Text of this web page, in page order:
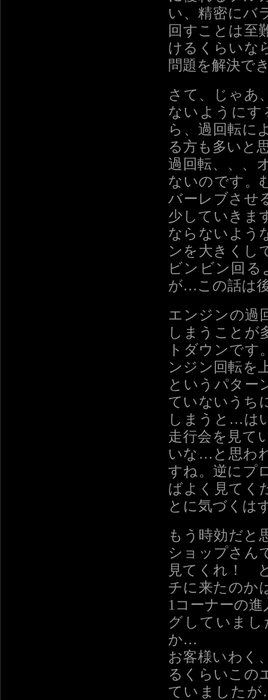
い、精密にバ
回すことは至
けるくらいな
問題を解決で
さて、じゃあ
ないように
ら、過回転に
る方も多いと
過回転、、、
ないのです。
バーレブさせ
少していきま
ならないよう
ンを大きくし
ビンビン回
が…この話は
エンジンの過
しまうことが
トダウンです
ンジン回転を
というパター
ていないうち
しまうと…は
走行会を見て
いな…と思わ
すね。逆にプ
ばよく見てく
とに気づくは
もう時効だと
ショップさん
見てくれ！
チに来たのか
1コーナーの
グしていま
か…
お客様いわく
るくらいこの
ていました